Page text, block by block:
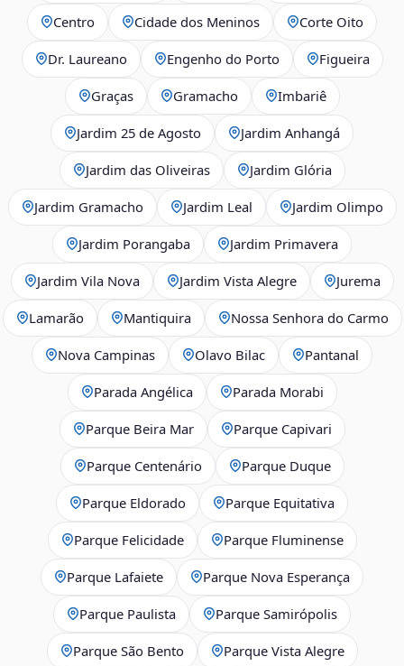
Centro Cidade dos Meninos Corte Oito
Dr. Laureano Engenho do Porto Figueira
Graças Gramacho Imbariê
Jardim 25 de Agosto Jardim Anhangá
Jardim das Oliveiras Jardim Glória
Jardim Gramacho Jardim Leal Jardim Olimpo
Jardim Porangaba Jardim Primavera
Jardim Vila Nova Jardim Vista Alegre Jurema
Lamarão Mantiquira Nossa Senhora do Carmo
Nova Campinas Olavo Bilac Pantanal
Parada Angélica Parada Morabi
Parque Beira Mar Parque Capivari
Parque Centenário Parque Duque
Parque Eldorado Parque Equitativa
Parque Felicidade Parque Fluminense
Parque Lafaiete Parque Nova Esperança
Parque Paulista Parque Samirópolis
Parque São Bento Parque Vista Alegre